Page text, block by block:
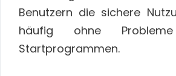
Benutzern die sichere
häufig ohne
Startprogrammen.